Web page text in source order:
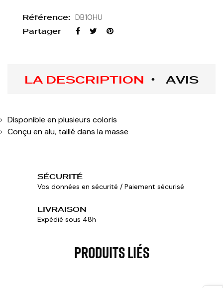
Référence: DB10HU
Partager
LA DESCRIPTION AVIS
Disponible en plusieurs coloris
Conçu en alu, taillé dans la masse
SÉCURITÉ
Vos données en sécurité / Paiement sécurisé
LIVRAISON
Expédié sous 48h
Produits Liés